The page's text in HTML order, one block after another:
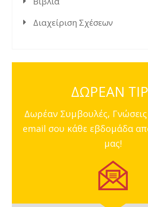
Διαχείριση Σχέσεων
ΔΩΡΕΑΝ
Δωρέαν Συμβουλές,
email σου κάθε εβδομάδα
μας!